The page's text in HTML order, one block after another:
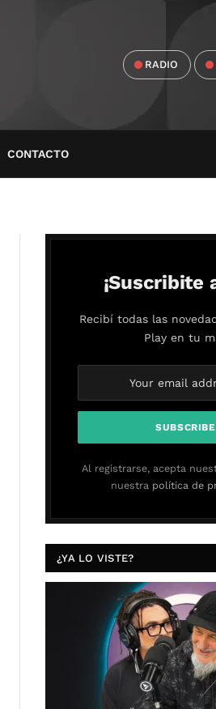
RADIO
CONTACTO
¡Suscribite
Recibí todas las
Play en tu
Al registrarse, acepta
nuestra política de
¿YA LO VISTE?